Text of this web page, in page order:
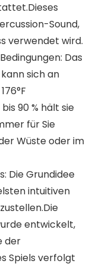
Sound,
verwendet wird.
Das
sich an
90 % hält sie
für Sie
Wüste oder im
Die Grundidee
intuitiven
entwickelt,
der
Spiels verfolgt